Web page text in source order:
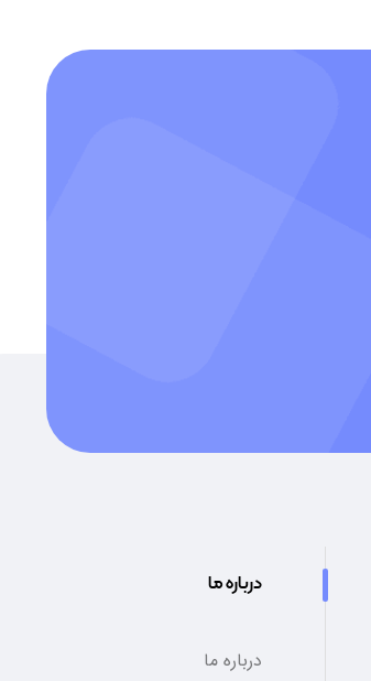
درباره ما
درباره ما